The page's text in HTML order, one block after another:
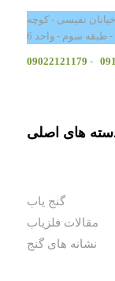
نفیسی - کوچه
-
09022121179
های اصلی
گنج یاب
مقالات فلزیاب
نشانه های گنج